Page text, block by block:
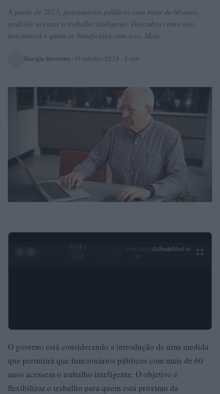
A partir de 2025, funcionários públicos com mais de 60 anos
poderão acessar o trabalho inteligente. Descubra como isso
funcionará e quem se beneficiará com isso. Mais
Giorgia Stromeo · 11 outubro 2024 · 3 min
0:29 /
Ad hubMedia
O governo está considerando a introdução de uma medida
que permitirá que funcionários públicos com mais de 60
anos acessem o trabalho inteligente. O objetivo é
flexibilizar o trabalho para quem está próximo da